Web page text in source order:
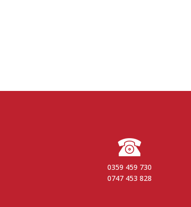
0359 459 730
0747 453 828